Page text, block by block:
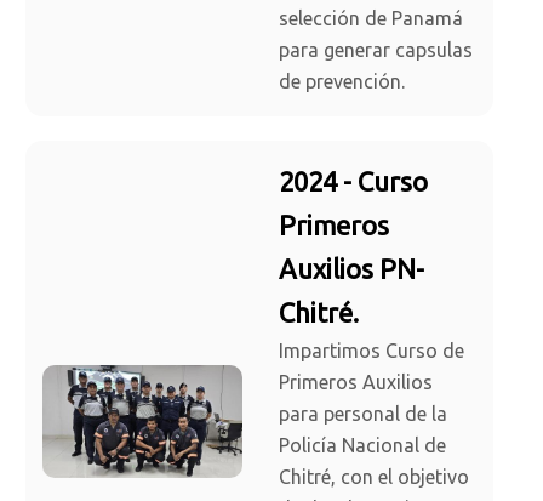
selección de Panamá
para generar capsulas
de prevención.
2024 - Curso
Primeros
Auxilios PN-
Chitré.
Impartimos Curso de
Primeros Auxilios
para personal de la
Policía Nacional de
Chitré, con el objetivo